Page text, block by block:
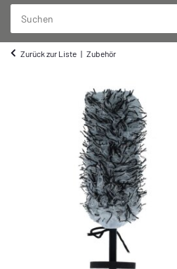
Zurück zur Liste Zubehör